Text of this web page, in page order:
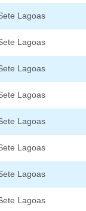
Lagoas
Lagoas
Lagoas
Lagoas
Lagoas
Lagoas
Lagoas
Lagoas